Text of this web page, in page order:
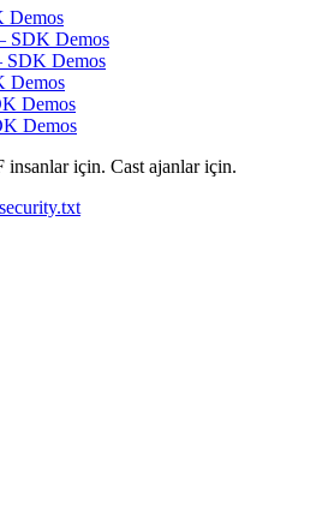
Demos
SDK Demos
SDK Demos
Demos
Demos
Demos
için. Cast ajanlar için.
security.txt